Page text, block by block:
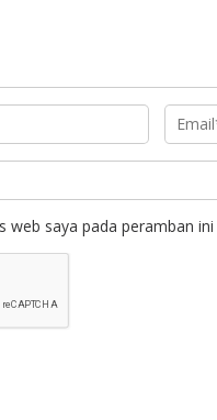
web saya pada peramban